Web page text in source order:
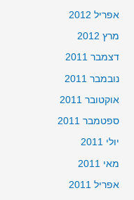
אפריל 2012
מרץ 2012
דצמבר 2011
נובמבר 2011
אוקטובר 2011
ספטמבר 2011
יולי 2011
מאי 2011
אפריל 2011